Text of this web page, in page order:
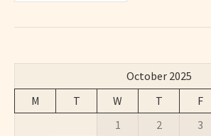
October 2025
M
T W T F
1
2 3